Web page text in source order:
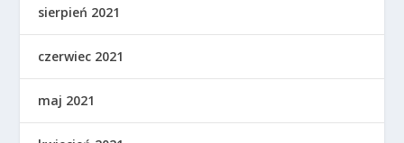
sierpień 2021
czerwiec 2021
maj 2021